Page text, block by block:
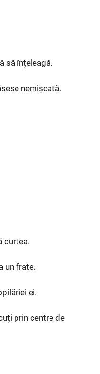
să înțeleagă.
nemișcată.
curtea.
un frate.
ei.
prin centre de